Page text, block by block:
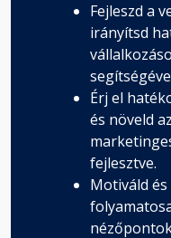
Fejleszd a
irányítsd
Érj el
és növeld
fejlesztve.
Motiváld